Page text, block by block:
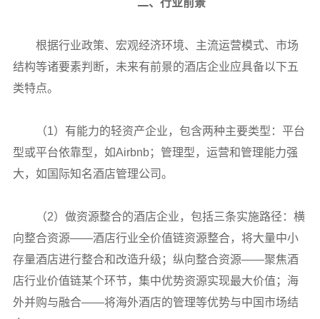
根据行业政策、宏观经济环境、主流运营模式、市场
结构等诸要素判断，未来有前景的酒店企业应具备以下五
类特点。
（1）有能力的轻资产企业，包含两种主要类型：平台
型或平台依靠型，如Airbnb；管理型，运营和管理能力强
大，如国际知名酒店管理公司。
（2）做资源整合的酒店企业，包括三条实施路径：横
向整合资源——酒店行业全价值链资源整合，将大量中小
存量酒店进行整合和改造升级；纵向整合资源——聚焦酒
店行业价值链某个环节，集中优势资源实现最大价值；海
外并购与融合——将海外酒店的管理等优势与中国市场结